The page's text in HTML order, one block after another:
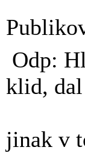
Odp:
klid, dal
jinak v